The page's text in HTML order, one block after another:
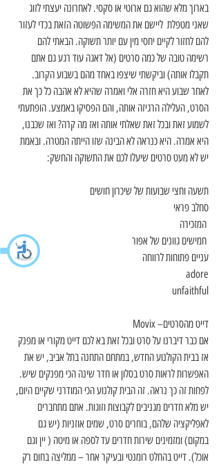
בארוך מלא שהוא גם ארוטי או סקסי. לאחרונה יעצתי לזוג
שאני מטפלת  ליישם את המשימה הפשוטה הזאת בכדי לעזור
להם לחזור לקיים יחסי מין עם יותר תשוקה. הבאתי להם
רשימה טובה של כמה סרטים (אל דאגה עוד רגע גם אתם
תקבלו אותה) וביקשתי שיצפו באחד מהם בשבוע הקרוב.
לאחר שבוע היא חזרה אלי ואמרה שהיא לא אהבה כל כך את
הסרט, העלילה הרגיזה אותה, והם הפסיקו באמצע. הופתעתי
לשמוע זאת ובכל זאת שאלתי אותה ואז מה קרה? ואז שכבנו,
היא אמרה. היא כנראה לא הבינה שזו הייתה המטרה. ובאמת
יש לא מעט סרטים שיעלו לכם את התשוקה והחשק:
תשעה וחצי שבועות של שיכרון חושים
סחלב פראי
עניים פתוחות לרווחה
adore
unfaithful
Movix –דייט מהסרטים
אם כבר דיברנו על סרט ובכל זאת בא לכם דייט מקורי או מפנק
אז בבית הקולנוע החדש, במתחם התחנה בתל אביב, יש את
האפשרות לראות סרט בסלון או חדר שינה הכי מפנקים שיש.
לפחות זה כך נראה. זה הבית קולנוע הכי המודרני שקיים היום,
יש מלא חדרים מגניבים לקבוצות וזוגות. אתם מתחברים
לאפליקציה שלהם, בוחרים סרט, שמים אוזניות (יש גם
במקום) ומזמינים שירות חדרים עד לספה או מיטה ( יין וגם
אוכל). דייט בהחלט רומנטי ובעיקר אחר – ממליצה בחום רק